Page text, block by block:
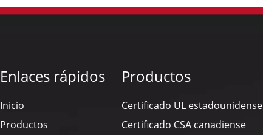
Enlaces rápidos
Inicio
Productos
Productos
Certificado UL estadounidense
Certificado CSA canadiense